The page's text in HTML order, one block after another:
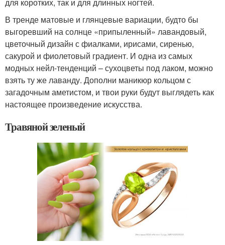
для коротких, так и для длинных ногтей.
В тренде матовые и глянцевые вариации, будто бы
выгоревший на солнце «припыленный» лавандовый,
цветочный дизайн с фиалками, ирисами, сиренью,
сакурой и фиолетовый градиент. И одна из самых
модных нейл-тенденций – сухоцветы под лаком, можно
взять ту же лаванду. Дополни маникюр кольцом с
загадочным аметистом, и твои руки будут выглядеть как
настоящее произведение искусства.
Травяной зеленый